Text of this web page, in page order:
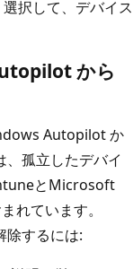
選択して、デバイス
から
Autopilot か
、孤立したデバイ
とMicrosoft
れています。
するには: